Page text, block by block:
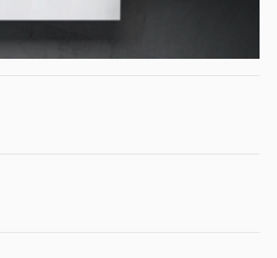
zu den LG TVs.